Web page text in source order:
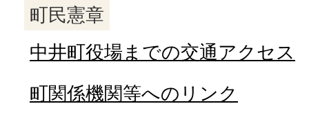
町民憲章
中井町役場までの交通アクセス
町関係機関等へのリンク